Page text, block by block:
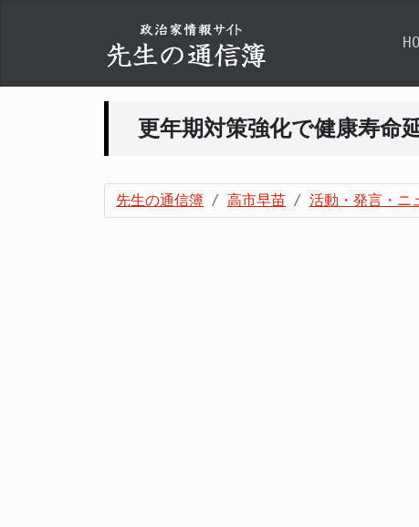
更年期対策強化で健康寿命
先生の通信簿 高市早苗 活動・発言・ニ